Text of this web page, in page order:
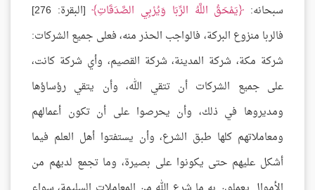
سبحانه:
يَمْحَقُ اللَّهُ الرِّبَا وَيُرْبِي الصَّدَقَاتِ
[البقرة: 276]
فالربا منزوع البركة، فالواجب الحذر منه، فعلى جميع الشركات:
شركة مكة، شركة المدينة، شركة القصيم، وأي شركة كانت،
على جميع الشركات أن تتقي الله، وأن يتقي رؤساؤها
ومديروها في ذلك، وأن يحرصوا على أن تكون أعمالهم
ومعاملاتهم كلها طبق الشرع، وأن يستفتوا أهل العلم فيما
أشكل عليهم حتى يكونوا على بصيرة، وما تجمع لديهم من